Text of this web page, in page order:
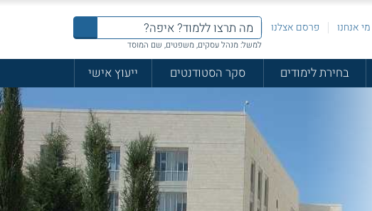
מי אנחנו פרסם אצלנו
למשל: מנהל עסקים, משפטים, שם המוסד
בחירת לימודים סקר הסטודנטים
ייעוץ אישי